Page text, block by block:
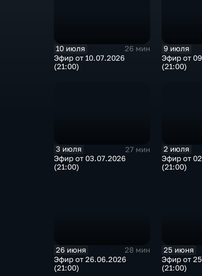
10 июля
26 мин
Эфир от 10.07.2026
(21:00)
9 июля
Эфир от
(21:00)
3 июля
27 мин
Эфир от 03.07.2026
(21:00)
2 июля
Эфир от
(21:00)
26 июня
28 мин
Эфир от 26.06.2026
(21:00)
25 июня
Эфир от
(21:00)